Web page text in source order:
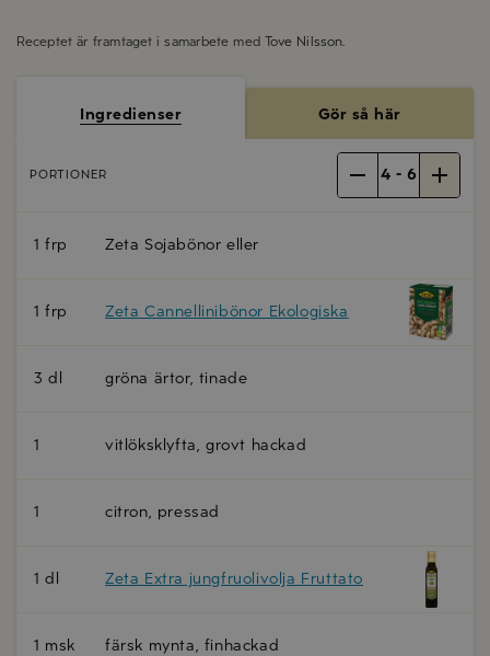
Receptet är framtaget i samarbete med Tove Nilsson
Ingredienser Gör så här
PORTIONER 4 - 6
1 frp Zeta Sojabönor eller
1 frp Zeta Cannellinibönor Ekologiska
3 dl gröna ärtor, tinade
1 vitlöksklyfta, grovt hackad
1 citron, pressad
1 dl Zeta Extra jungfruolivolja Fruttato
1 msk färsk mynta, finhackad